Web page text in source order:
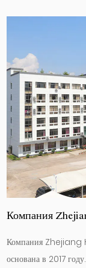
Компания
Компания
основана в 2017